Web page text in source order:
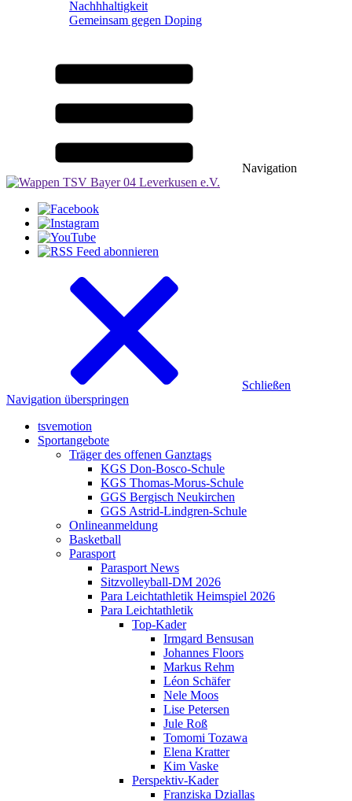
Nachhhaltigkeit
Gemeinsam gegen Doping
Navigation
Schließen
Navigation überspringen
tsvemotion
Sportangebote
Träger des offenen Ganztags
KGS Don-Bosco-Schule
KGS Thomas-Morus-Schule
GGS Bergisch Neukirchen
GGS Astrid-Lindgren-Schule
Onlineanmeldung
Basketball
Parasport
Parasport News
Sitzvolleyball-DM 2026
Para Leichtathletik Heimspiel 2026
Para Leichtathletik
Top-Kader
Irmgard Bensusan
Johannes Floors
Markus Rehm
Léon Schäfer
Nele Moos
Lise Petersen
Jule Roß
Tomomi Tozawa
Elena Kratter
Kim Vaske
Perspektiv-Kader
Franziska Dziallas